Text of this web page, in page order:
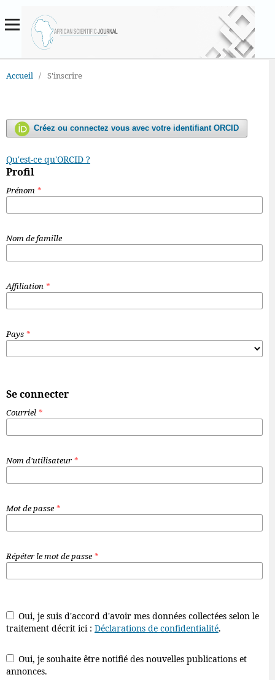
Accueil / S'inscrire
Créez ou connectez vous avec votre identifiant ORCID
Qu'est-ce qu'ORCID ?
Profil
Prénom *
Nom de famille
Affiliation *
Pays *
Se connecter
Courriel *
Nom d'utilisateur *
Mot de passe*
Répéter le mot de passe*
Oui, je suis d'accord d'avoir mes données collectées selon le
traitement décrit ici : Déclarations de confidentialité.
Oui, je souhaite être notifié des nouvelles publications et
annonces.